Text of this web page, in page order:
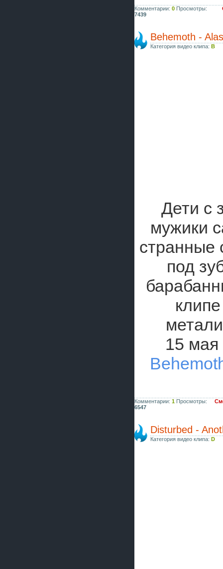
Комментарии: 0 Просмотры:
7439
Behemoth -
Категория видео клипа: B
Дети с
мужики
странные
под
15 мая
Комментарии: 1 Просмотры:
6547
Disturbed -
Категория видео клипа: D